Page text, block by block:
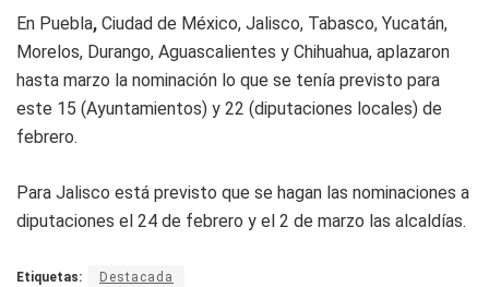
En Puebla, Ciudad de México, Jalisco, Tabasco, Yucatán,
Morelos, Durango, Aguascalientes y Chihuahua, aplazaron
hasta marzo la nominación lo que se tenía previsto para
este 15 (Ayuntamientos) y 22 (diputaciones locales) de
febrero.
Para Jalisco está previsto que se hagan las nominaciones a
diputaciones el 24 de febrero y el 2 de marzo las alcaldías.
Etiquetas: Destacada